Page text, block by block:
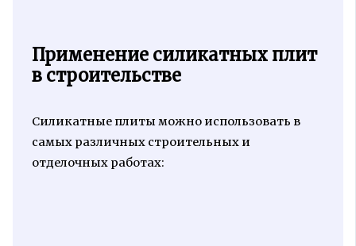
Применение силикатных плит
в строительстве
Силикатные плиты можно использовать в
самых различных строительных и
отделочных работах: